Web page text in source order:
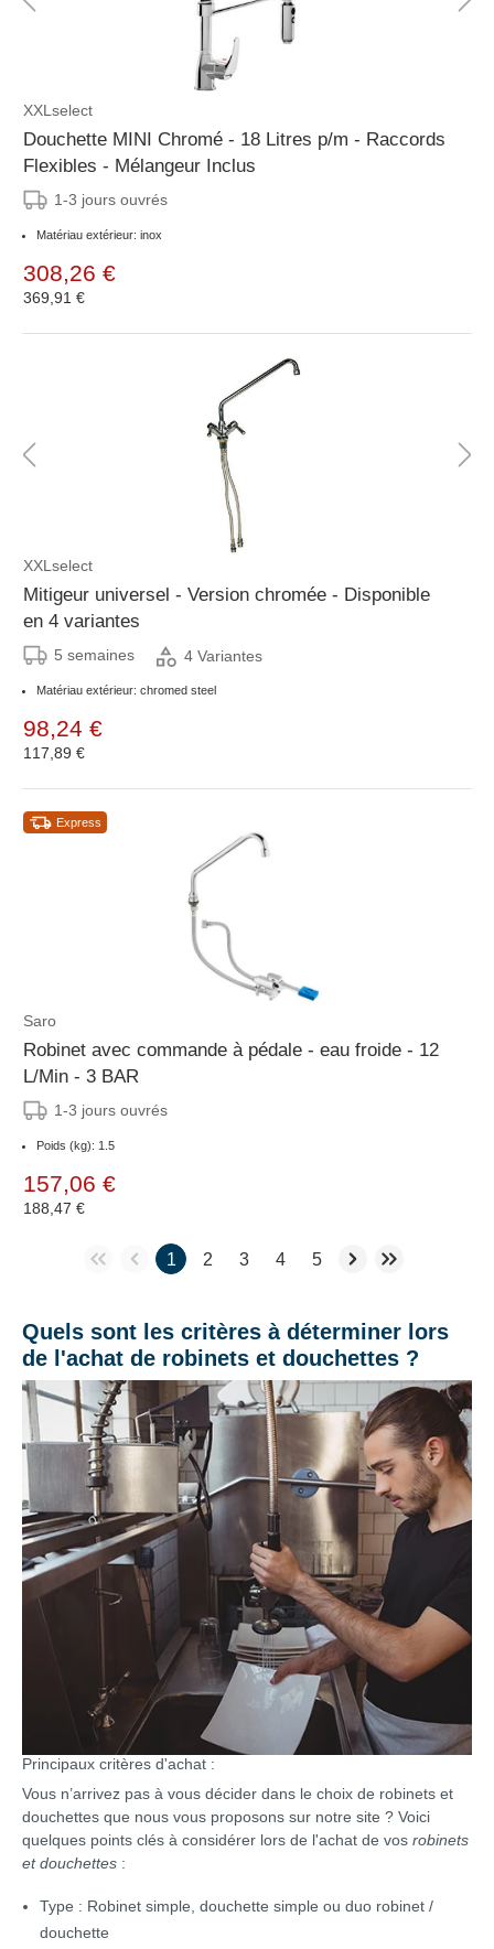
XXLselect
Douchette MINI Chromé - 18 Litres p/m - Raccords
Flexibles - Mélangeur Inclus
1-3 jours ouvrés
Matériau extérieur: inox
308,26 €
369,91 €
XXLselect
Mitigeur universel - Version chromée - Disponible
en 4 variantes
5 semaines 4 Variantes
Matériau extérieur: chromed steel
98,24 €
117,89 €
Express
Saro
Robinet avec commande à pédale - eau froide - 12
L/Min - 3 BAR
1-3 jours ouvrés
Poids (kg): 1.5
157,06 €
188,47 €
1 2 3 4 5
Quels sont les critères à déterminer lors
de l'achat de robinets et douchettes ?
Principaux critères d'achat :
Vous n’arrivez pas à vous décider dans le choix de robinets et
douchettes que nous vous proposons sur notre site ? Voici
quelques points clés à considérer lors de l'achat de vos robinets
et douchettes :
Type : Robinet simple, douchette simple ou duo robinet /
douchette